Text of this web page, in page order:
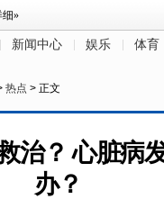
新闻中心 娱乐 体育
热点 > 正文
治？ 心脏病
办？